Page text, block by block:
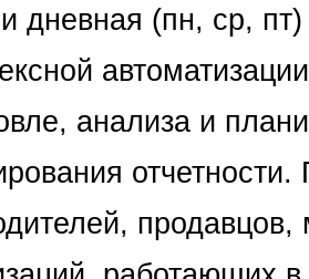
и дневная (пн, ср,
анализа и